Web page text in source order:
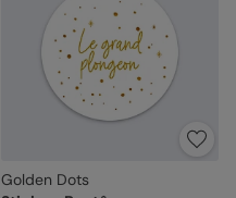
Golden Dots